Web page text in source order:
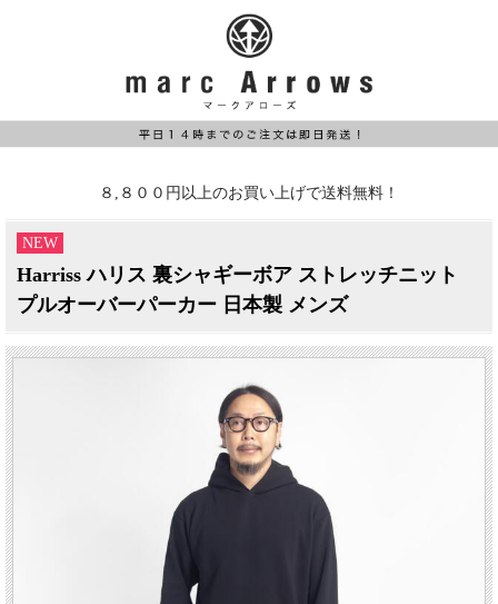
８,８００円以上のお買い上げで送料無料！
NEW
Harriss ハリス 裏シャギーボア ストレッチニット
プルオーバーパーカー 日本製 メンズ